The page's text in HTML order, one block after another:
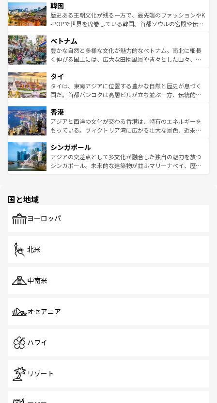
ワイを、存分に味わってほしい。 なお、新着のハワイ情報
はコンテンツ一覧を参照してほしい。
いる。アクティビティも充実しており、サーフィンやダイ
ビング、ハイキングなど、アウトドア好きにはたまらな
い。オーストラリアの多彩な魅力を存分に味わいつくそ
参照してほしい。
ン）、静ひつな山岳地帯である台湾東部など、都市の喧騒
と山間の静けさが共存しており、訪れる人に新しい発見と
驚きをもたらしてくれる。また、奥深い台湾の食文化も魅
容にもいいと評判のスイーツなど、バラエティ豊かな料理
が味わえる。 なお、新着の台湾情報は コンテンツ一覧を参
照してほしい。
韓国
歴史ある王朝文化が残る一方で、最先端のファッションやK
-POPで世界を席巻している韓国。首都ソウルの宮殿や伝統
き、地方に足を延ばせば四季折々の自然美を楽しむことが
できる。そして、キムチや焼肉、絶品のストリートフード
まで、さまざまな韓国料理が待っている。夜には、韓国な
リティに包まれながら、韓国の多彩な魅力を心ゆくまで味
わってみてほしい。 なお、新着の韓国情報はコンテンツ一
覧を参照してほしい。
ベトナム
豊かな自然と多様な文化が魅力的なベトナム。南北に細長
く伸びる国土には、広大な田園風景や青々とした山々、世
急速な発展と共に伝統が息づく。ハノイの古い町並みやホ
ーチミン市のフランス統治時代の建物も、独特の雰囲気を
醸し出している。また、バラエティの豊かさとおいしさで
とつ。フォーやバインミー、ベトナムコーヒーなどは、ぜ
ひ現地で味わいたい。どの地域を訪れてもあたたかい人々
が旅行者を迎えてくれるので、きっと忘れられない旅にな
参照してほしい。
タイ
タイは、東南アジアに位置する豊かな自然と歴史が息づく
国だ。首都バンコクは高層ビルが立ち並ぶ一方、伝統的な
の活気が交差している。北部ではチェンマイなどの山岳地
帯で自然と触れ合い、南部ではプーケットやクラビの美し
いビーチでリゾート気分を楽しむことができる。タイ料理
激する。気候は一年中温暖で、どの季節にも異なる楽しみ
が待っている。親しみやすいタイの人々、仏教を中心とし
た文化、そして多様な観光資源が、訪れる旅人を魅了し続
香港
アジアと西洋の文化が交わる香港は、特有のエネルギーを
もっている。ヴィクトリア湾に広がる壮大な景色、近未来
み、どこを訪れても感動するはず。観光スポットが密集し
ており、効率よく見どころを回れるのも魅力。息をのむよ
うな絶景から文化的な体験まで、香港を存分に楽しみ尽く
シンガポール
アジアの交差点として多文化が融合した独自の魅力を放つ
シンガポール。未来的な建築物が並ぶマリーナベイ、歴史
で、ホーカーズは地元の風情を楽しめる外せないスポット
国と地域
ヨーロッパ
北米
中南米
オセアニア
ハワイ
リゾート